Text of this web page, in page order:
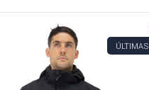
ÚLTIMAS